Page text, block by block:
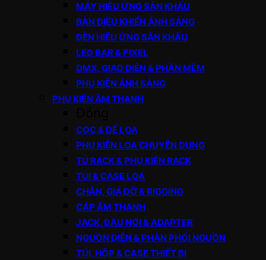
MÁY HIỆU ỨNG SÂN KHẤU
BÀN ĐIỀU KHIỂN ÁNH SÁNG
ĐÈN HIỆU ỨNG SÂN KHẤU
LED BAR & PIXEL
DMX, GIAO DIỆN & PHẦN MỀM
PHỤ KIỆN ÁNH SÁNG
PHỤ KIỆN ÂM THANH
CỌC & ĐẾ LOA
PHỤ KIỆN LOA CHUYÊN DỤNG
TỦ RACK & PHỤ KIỆN RACK
TÚI & CASE LOA
CHÂN, GIÁ ĐỠ & RIGGING
CÁP ÂM THANH
JACK, ĐẦU NỐI & ADAPTER
NGUỒN ĐIỆN & PHÂN PHỐI NGUỒN
TÚI, HỘP & CASE THIẾT BỊ